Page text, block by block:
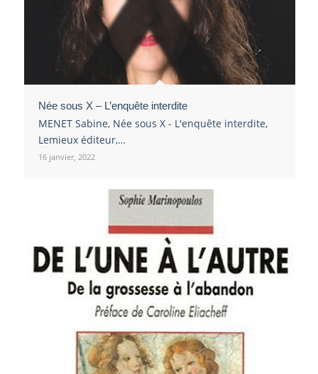
Née sous X – L’enquête interdite
MENET Sabine, Née sous X - L'enquête interdite,
Lemieux éditeur,…
16 janvier, 2022